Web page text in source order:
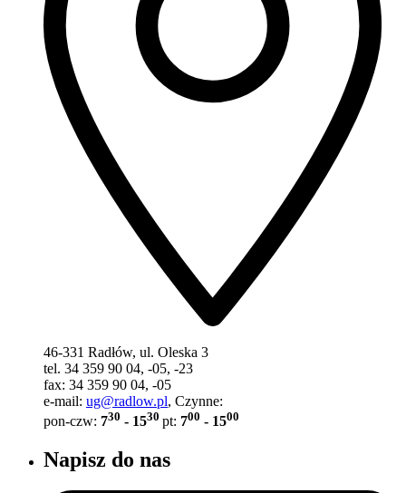
46-331 Radłów, ul. Oleska 3
tel. 34 359 90 04, -05, -23
fax: 34 359 90 04, -05
e-mail: ug@radlow.pl, Czynne:
pon-czw: 730 - 1530 pt: 700 - 1500
Napisz do nas